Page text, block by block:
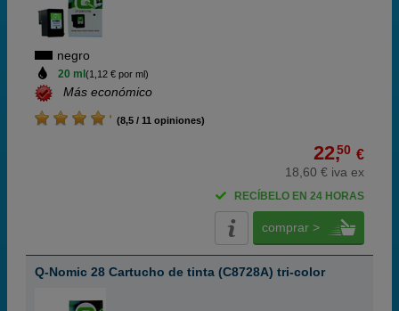
negro
20 ml (1,12 € por ml)
Más económico
(8,5 / 11 opiniones)
22,50 €
18,60 € iva ex
RECÍBELO EN 24 HORAS
comprar >
Q-Nomic 28 Cartucho de tinta (C8728A) tri-color